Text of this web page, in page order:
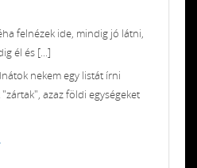
felnézek ide, mindig jó látni,
él és [...]
nekem egy listát írni
azaz földi egységeket